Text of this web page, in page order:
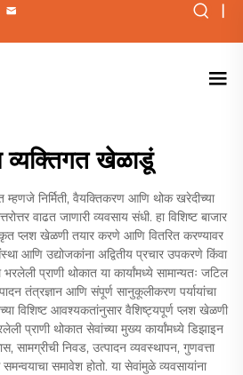
|
व्यक्तिगत खेळाडूं
निर्मिती, वैयक्तिकरण आणि थोक खरेदीच्या
वाढत जाणारी व्यवसाय संधी. हा विशिष्ट बाजार
प्लश खेळणी तयार करणे आणि वितरित करण्यावर
आणि उद्योजकांना अद्वितीय प्रचार उपकरणे किंवा
प्राणी थोकात या कार्यांमध्ये सामान्यतः जटिल
तंत्रज्ञान आणि संपूर्ण सानुकूलीकरण पर्यायांचा
विशिष्ट आवश्यकतांनुसार वैशिष्ट्यपूर्ण प्लश खेळणी
प्राणी थोकात सेवांच्या मुख्य कार्यांमध्ये डिझाइन
सामग्रीची निवड, उत्पादन व्यवस्थापन, गुणवत्ता
समावेश होतो. या सेवांमुळे व्यवसायांना